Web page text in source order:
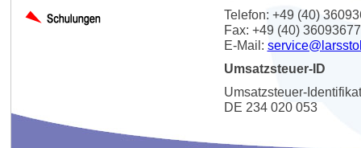
Telefon: +49 (40)
Fax: +49 (40) 36093677
E-Mail:
Umsatzsteuer-ID
Umsatzsteuer-
DE 234 020 053